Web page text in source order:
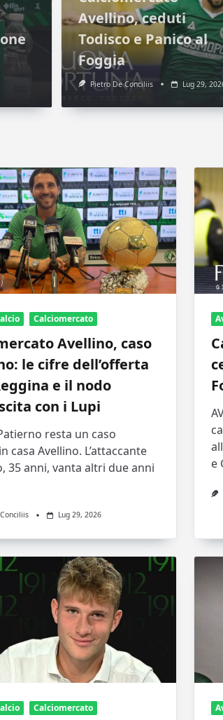
Avellino, ceduti
Todisco e Panico al
Foggia
Pietro De Conciliis Lug 29,
Calciomercato
Avellino, caso
le cifre dell’offerta
e il nodo
con i Lupi
resta un caso
casa Avellino. L’attaccante
35 anni, vanta altri due anni
Lug 29, 2026
e
Calciomercato